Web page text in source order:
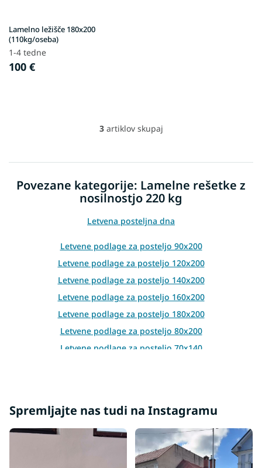
Lamelno ležišče 180x200
(110kg/oseba)
1-4 tedne
100 €
L
t
n
g
o
t
o
l
s
3artiklov skupaj
Povezane kategorije: Lamelne rešetke z
nosilnostjo 220 kg
Letvena posteljna dna
Letvene podlage za posteljo 90x200
Letvene podlage za posteljo 120x200
Letvene podlage za posteljo 140x200
Letvene podlage za posteljo 160x200
Letvene podlage za posteljo 180x200
Letvene podlage za posteljo 80x200
Letvene podlage za posteljo 70x140
Letvene podlage za posteljo 100x200
Letvene podlage za posteljo 80x180
Letvene podlage za posteljo 80x170
Spremljajte nas tudi na Instagramu